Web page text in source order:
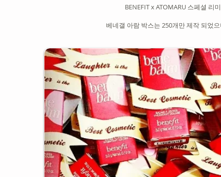
BENEFIT x ATOMARU 스페셜 리
베네갤 아람 박스는 250개만 제작 되었